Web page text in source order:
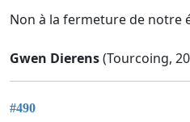
Non à la fermeture de notre
Gwen Dierens(Tourcoing,
#490